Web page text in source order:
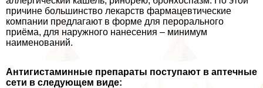
причине большинство лекарств фармацевтические
компании предлагают в форме для перopaльного
приёма, для наружного нанесения – минимум
наименований.
Антигистаминные препараты поступают в аптечные
сети в следующем виде: